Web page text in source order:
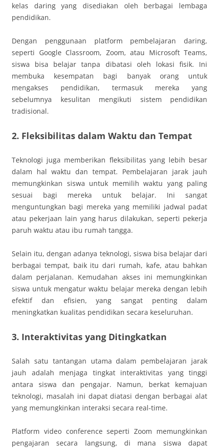
kelas daring yang disediakan oleh berbagai lembaga
pendidikan.
Dengan penggunaan platform pembelajaran daring,
seperti Google Classroom, Zoom, atau Microsoft Teams,
siswa bisa belajar tanpa dibatasi oleh lokasi fisik. Ini
membuka kesempatan bagi banyak orang untuk
mengakses pendidikan, termasuk mereka yang
sebelumnya kesulitan mengikuti sistem pendidikan
tradisional.
2. Fleksibilitas dalam Waktu dan Tempat
Teknologi juga memberikan fleksibilitas yang lebih besar
dalam hal waktu dan tempat. Pembelajaran jarak jauh
memungkinkan siswa untuk memilih waktu yang paling
sesuai bagi mereka untuk belajar. Ini sangat
menguntungkan bagi mereka yang memiliki jadwal padat
atau pekerjaan lain yang harus dilakukan, seperti pekerja
paruh waktu atau ibu rumah tangga.
Selain itu, dengan adanya teknologi, siswa bisa belajar dari
berbagai tempat, baik itu dari rumah, kafe, atau bahkan
dalam perjalanan. Kemudahan akses ini memungkinkan
siswa untuk mengatur waktu belajar mereka dengan lebih
efektif dan efisien, yang sangat penting dalam
meningkatkan kualitas pendidikan secara keseluruhan.
3. Interaktivitas yang Ditingkatkan
Salah satu tantangan utama dalam pembelajaran jarak
jauh adalah menjaga tingkat interaktivitas yang tinggi
antara siswa dan pengajar. Namun, berkat kemajuan
teknologi, masalah ini dapat diatasi dengan berbagai alat
yang memungkinkan interaksi secara real-time.
Platform video conference seperti Zoom memungkinkan
pengajaran secara langsung, di mana siswa dapat